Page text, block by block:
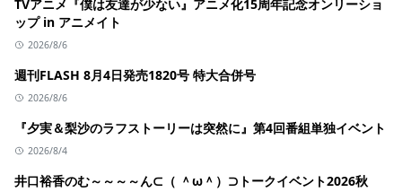
TVアニメ『僕は友達が少ない』アニメ化15周年記念オンリーショ
ップ in アニメイト
2026/8/6
週刊FLASH 8月4日発売1820号 特大合併号
2026/8/6
『夕実＆梨沙のラフストーリーは突然に』第4回番組単独イベント
2026/8/4
井口裕香のむ～～～～ん⊂（ ＾ω＾）⊃トークイベント2026秋